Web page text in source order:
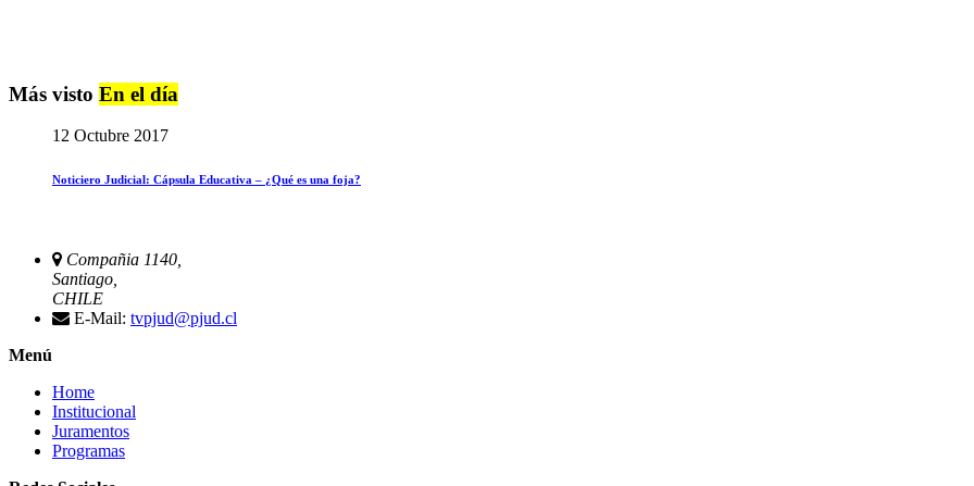
Más visto En el día
12 Octubre 2017
Noticiero Judicial: Cápsula Educativa – ¿Qué es una foja?
Compañia 1140,
Santiago,
CHILE
E-Mail: tvpjud@pjud.cl
Menú
Home
Institucional
Juramentos
Programas